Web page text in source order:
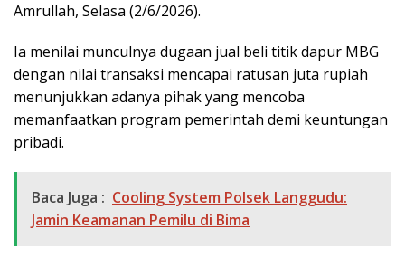
Amrullah, Selasa (2/6/2026).
Ia menilai munculnya dugaan jual beli titik dapur MBG
dengan nilai transaksi mencapai ratusan juta rupiah
menunjukkan adanya pihak yang mencoba
memanfaatkan program pemerintah demi keuntungan
pribadi.
Baca Juga : Cooling System Polsek Langgudu:
Jamin Keamanan Pemilu di Bima